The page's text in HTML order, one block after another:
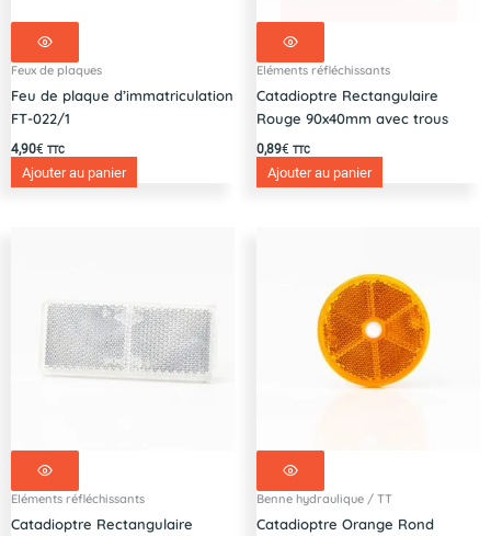
Feux de plaques
Feu de plaque d’immatriculation
FT-022/1
4,90€ TTC
Ajouter au panier
Eléments réfléchissants
Catadioptre Rectangulaire
Rouge 90x40mm avec trous
0,89€ TTC
Ajouter au panier
Eléments réfléchissants
Catadioptre Rectangulaire
Benne hydraulique / TT
Catadioptre Orange Rond